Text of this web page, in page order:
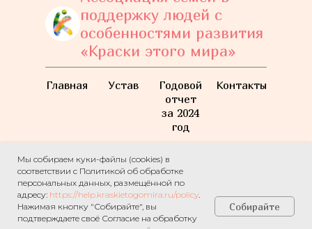
Мы собираем куки-файлы (cookies) в
соответствии с Политикой об обработке
персональных данных, размещённой по
адресу: https://help.kraskietogomira.ru/policy.
Нажимая кнопку "Собирайте", вы
подтверждаете своё Согласие на обработку
Собирайте
поддержку людей с
особенностями развития
«Краски этого мира»
Главная Устав
Годовой
отчет
за 2024
год
Контакты
© 2026
Раскрасить
жизнь
просто!